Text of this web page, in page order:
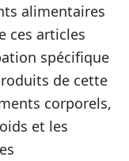
alimentaires
ces articles
spécifique
de cette
corporels,
et les